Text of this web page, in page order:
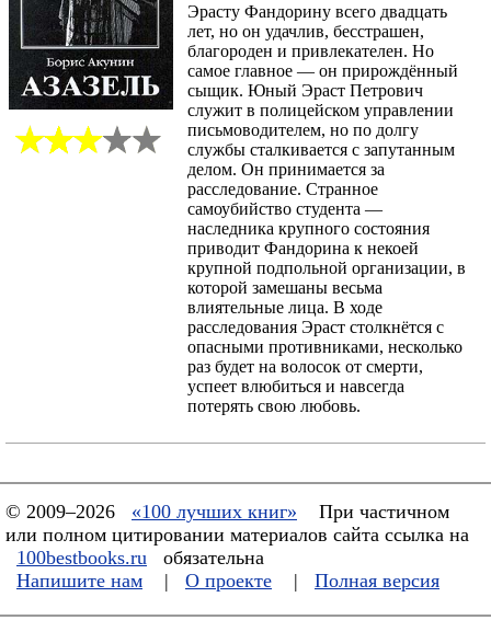
Эрасту Фандорину всего двадцать
лет, но он удачлив, бесстрашен,
благороден и привлекателен. Но
самое главное — он прирождённый
сыщик. Юный Эраст Петрович
служит в полицейском управлении
письмоводителем, но по долгу
службы сталкивается с запутанным
делом. Он принимается за
расследование. Странное
самоубийство студента —
наследника крупного состояния
приводит Фандорина к некоей
крупной подпольной организации, в
которой замешаны весьма
влиятельные лица. В ходе
расследования Эраст столкнётся с
опасными противниками, несколько
раз будет на волосок от смерти,
успеет влюбиться и навсегда
потерять свою любовь.
© 2009–2026 «100 лучших книг»
При частичном
или полном цитировании материалов сайта ссылка на
100bestbooks.ru
обязательна
Напишите нам
| О проекте | Полная версия